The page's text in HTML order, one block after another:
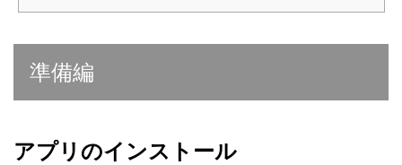
準備編
アプリのインストール